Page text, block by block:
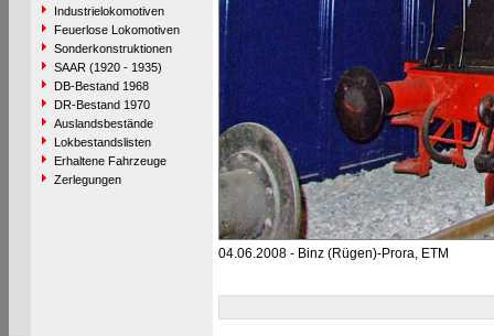
Industrielokomotiven
Feuerlose Lokomotiven
Sonderkonstruktionen
SAAR (1920 - 1935)
DB-Bestand 1968
DR-Bestand 1970
Auslandsbestände
Lokbestandslisten
Erhaltene Fahrzeuge
Zerlegungen
04.06.2008 - Binz (Rügen)-Prora, ETM